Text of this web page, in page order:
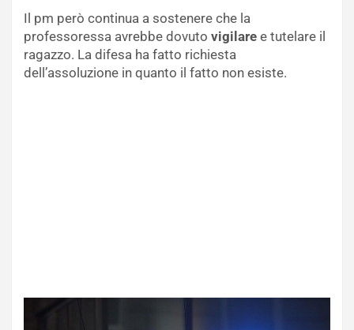
Il pm però continua a sostenere che la
professoressa avrebbe dovuto vigilare e tutelare il
ragazzo. La difesa ha fatto richiesta
dell’assoluzione in quanto il fatto non esiste.